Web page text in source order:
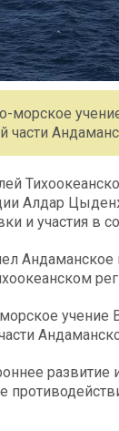
морское
части
Алдар
и участия в
Андаманское